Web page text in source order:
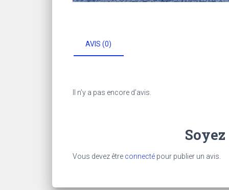
AVIS (0)
Il n’y a pas encore d’avis.
Vous devez être connecté pour publier un avis.